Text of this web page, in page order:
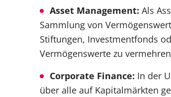
Asset Management: Als
Sammlung von
Stiftungen, Investmentfonds
Vermögenswerte zu
Corporate Finance: In der
über alle auf Kapitalmärkten